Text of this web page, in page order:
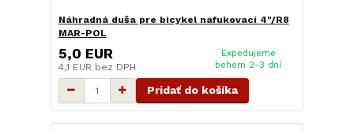
Náhradná duša pre bicykel nafukovací 4"/R8
MAR-POL
5,0 EUR
4,1 EUR bez DPH
Expedujeme
behem 2-3 dní
Pridať do košíka